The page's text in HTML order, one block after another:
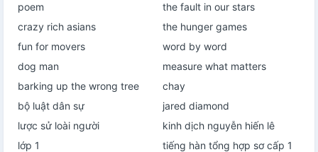
poem
the fault in our stars
crazy rich asians
the hunger games
fun for movers
word by word
dog man
measure what matters
barking up the wrong tree
chay
bộ luật dân sự
jared diamond
lược sử loài người
kinh dịch nguyễn hiến lê
lớp 1
tiếng hàn tổng hợp sơ cấp 1